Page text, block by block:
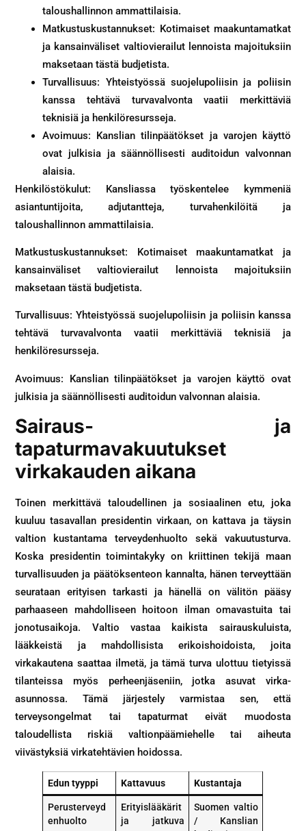
taloushallinnon ammattilaisia.
Matkustuskustannukset: Kotimaiset maakuntamatkat
ja kansainväliset valtiovierailut lennoista majoituksiin
maksetaan tästä budjetista.
Turvallisuus: Yhteistyössä suojelupoliisin ja poliisin
kanssa tehtävä turvavalvonta vaatii merkittäviä
teknisiä ja henkilöresursseja.
Avoimuus: Kanslian tilinpäätökset ja varojen käyttö
ovat julkisia ja säännöllisesti auditoidun valvonnan
alaisia.
Henkilöstökulut: Kansliassa työskentelee kymmeniä
asiantuntijoita, adjutantteja, turvahenkilöitä ja
taloushallinnon ammattilaisia.
Matkustuskustannukset: Kotimaiset maakuntamatkat ja
kansainväliset valtiovierailut lennoista majoituksiin
maksetaan tästä budjetista.
Turvallisuus: Yhteistyössä suojelupoliisin ja poliisin kanssa
tehtävä turvavalvonta vaatii merkittäviä teknisiä ja
henkilöresursseja.
Avoimuus: Kanslian tilinpäätökset ja varojen käyttö ovat
julkisia ja säännöllisesti auditoidun valvonnan alaisia.
Sairaus- ja
tapaturmavakuutukset
virkakauden aikana
Toinen merkittävä taloudellinen ja sosiaalinen etu, joka
kuuluu tasavallan presidentin virkaan, on kattava ja täysin
valtion kustantama terveydenhuolto sekä vakuutusturva.
Koska presidentin toimintakyky on kriittinen tekijä maan
turvallisuuden ja päätöksenteon kannalta, hänen terveyttään
seurataan erityisen tarkasti ja hänellä on välitön pääsy
parhaaseen mahdolliseen hoitoon ilman omavastuita tai
jonotusaikoja. Valtio vastaa kaikista sairauskuluista,
lääkkeistä ja mahdollisista erikoishoidoista, joita
virkakautena saattaa ilmetä, ja tämä turva ulottuu tietyissä
tilanteissa myös perheenjäseniin, jotka asuvat virka-
asunnossa. Tämä järjestely varmistaa sen, että
terveysongelmat tai tapaturmat eivät muodosta
taloudellista riskiä valtionpäämiehelle tai aiheuta
viivästyksiä virkatehtävien hoidossa.
Edun tyyppi Kattavuus Kustantaja
Perusterveyd
enhuolto
Erityislääkärit
ja jatkuva
Suomen valtio
/ Kanslian